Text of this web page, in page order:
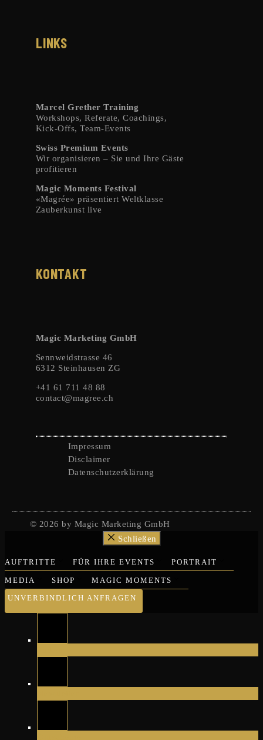
LINKS
Marcel Grether Training
Workshops, Referate, Coachings,
Kick-Offs, Team-Events
Swiss Premium Events
Wir organisieren – Sie und Ihre Gäste
profitieren
Magic Moments Festival
«Magrée» präsentiert Weltklasse
Zauberkunst live
KONTAKT
Magic Marketing GmbH
Sennweidstrasse 46
6312 Steinhausen ZG
+41 61 711 48 88
contact@magree.ch
Impressum
Disclaimer
Datenschutzerklärung
© 2026 by Magic Marketing GmbH
Schließen
AUFTRITTE FÜR IHRE EVENTS PORTRAIT
MEDIA SHOP
MAGIC MOMENTS
UNVERBINDLICH ANFRAGEN